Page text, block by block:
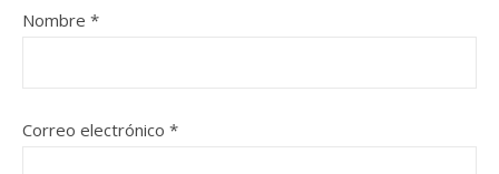
Nombre *
Correo electrónico *